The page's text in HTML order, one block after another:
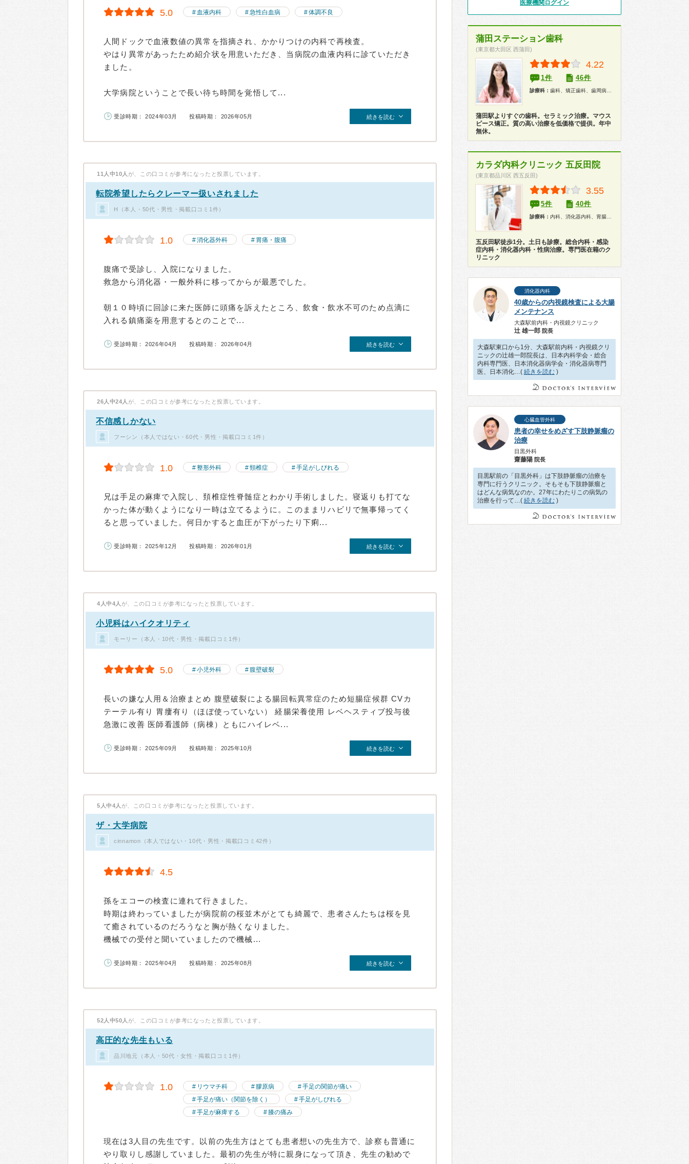
5.0 血液内科 急性白血病 体調不良
人間ドックで血液数値の異常を指摘され、かかりつけの内科で再検査。
やはり異常があったため紹介状を用意いただき、当病院の血液内科に診ていただき
ました。
大学病院ということで長い待ち時間を覚悟して...
受診時期： 2024年03月 投稿時期： 2026年05月 続きを読む
11人中10人 が、この口コミが参考になったと投票しています。
転院希望したらクレーマー扱いされました
H（本人・50代・男性・掲載口コミ1件）
1.0 消化器外科 胃痛・腹痛
腹痛で受診し、入院になりました。
救急から消化器・一般外科に移ってからが最悪でした。
朝１０時頃に回診に来た医師に頭痛を訴えたところ、飲食・飲水不可のため点滴に
入れる鎮痛薬を用意するとのことで...
受診時期： 2026年04月 投稿時期： 2026年04月 続きを読む
26人中24人 が、この口コミが参考になったと投票しています。
不信感しかない
フーシン（本人ではない・60代・男性・掲載口コミ1件）
1.0 整形外科 頸椎症 手足がしびれる
兄は手足の麻痺で入院し、頚椎症性脊髄症とわかり手術しました。寝返りも打てな
かった体が動くようになり一時は立てるように。このままリハビリで無事帰ってく
ると思っていました。何日かすると血圧が下がったり下痢...
受診時期： 2025年12月 投稿時期： 2026年01月 続きを読む
4人中4人 が、この口コミが参考になったと投票しています。
小児科はハイクオリティ
モーリー（本人・10代・男性・掲載口コミ1件）
5.0 小児外科 腹壁破裂
長いの嫌な人用＆治療まとめ 腹壁破裂による腸回転異常症のため短腸症候群 CVカ
テーテル有り 胃瘻有り（ほぼ使っていない） 経腸栄養使用 レベヘスティブ投与後
急激に改善 医師看護師（病棟）ともにハイレベ...
受診時期： 2025年09月 投稿時期： 2025年10月 続きを読む
5人中4人 が、この口コミが参考になったと投票しています。
ザ・大学病院
cinnamon（本人ではない・10代・男性・掲載口コミ42件）
4.5
孫をエコーの検査に連れて行きました。
時期は終わっていましたが病院前の桜並木がとても綺麗で、患者さんたちは桜を見
て癒されているのだろうなと胸が熱くなりました。
機械での受付と聞いていましたので機械...
受診時期： 2025年04月 投稿時期： 2025年08月 続きを読む
52人中50人 が、この口コミが参考になったと投票しています。
高圧的な先生もいる
品川地元（本人・50代・女性・掲載口コミ1件）
1.0 リウマチ科 膠原病
手足の関節が痛い
手足が痛い（関節を除く）
手足がしびれる
手足が麻痺する
膝の痛み
現在は3人目の先生です。以前の先生方はとても患者想いの先生方で、診察も普通に
やり取りし感謝していました。最初の先生が特に親身になって頂き、先生の勧めで
医療機関ログイン
蒲田ステーション歯科
(東京都大田区 西蒲田)
4.22
1件 46件
診療科： 歯科、矯正歯科、歯周病科、歯科口腔外科、ホワイトニング
蒲田駅よりすぐの歯科。セラミック治療。マウス
ピース矯正。質の高い治療を低価格で提供。年中
無休。
カラダ内科クリニック 五反田院
(東京都品川区 西五反田)
3.55
5件 40件
診療科： 内科、消化器内科、胃腸科、性病科、内視鏡、健康診断、人間ドック
五反田駅徒歩1分。土日も診療。総合内科・感染
症内科・消化器内科・性病治療。専門医在籍のク
リニック
消化器内科
40歳からの内視鏡検査による大腸
メンテナンス
大森駅前内科・内視鏡クリニック
辻 雄一郎 院長
大森駅東口から1分、大森駅前内科・内視鏡クリ
ニックの辻雄一郎院長は、日本内科学会・総合
内科専門医、日本消化器病学会・消化器病専門
医、日本消化…( 続きを読む )
心臓血管外科
患者の幸せをめざす下肢静脈瘤の
治療
目黒外科
齋藤陽 院長
目黒駅前の「目黒外科」は下肢静脈瘤の治療を
専門に行うクリニック。そもそも下肢静脈瘤と
はどんな病気なのか。27年にわたりこの病気の
治療を行って…( 続きを読む )